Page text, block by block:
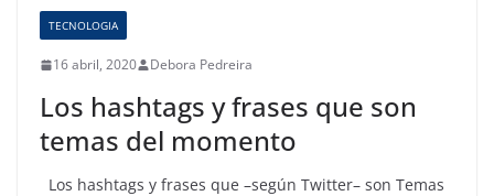
TECNOLOGIA
16 abril, 2020 Debora Pedreira
Los hashtags y frases que son
temas del momento
Los hashtags y frases que –según Twitter– son Temas